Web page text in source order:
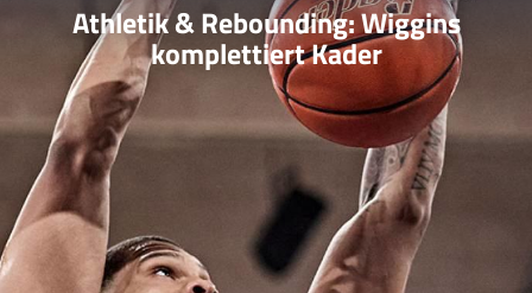
Athletik & Rebounding: Wiggins
komplettiert Kader